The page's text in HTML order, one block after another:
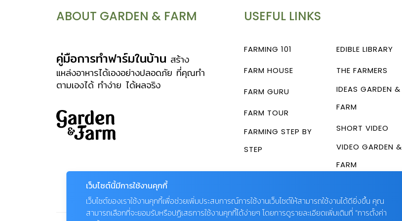
ที่ตั้งตามพระนามของสมเด็จพระนางเจ้าสิ
ระหว่าง Cattleya Bow Bells กับ
C.o’brieniana var. alba โดย Peter
McKenzie Black จากบริษัท Black &
พระนางเจ้าสิริกิติ์พระบรมราชินีนาถและจด
ทะเบียนตั้งชื่อพันธุ์เมื่อวันที่ 2 มกราคม
พ.ศ. 2501 เป็นกล้วยไม้ที่ได้รับรางวัลชนะ
อังกฤษและเป็นดอกไม้ที่สมเด็จพระบรม
ราชินีนาถพระราชทานให้เป็นดอกไม้ประจำ
วันสตรีไทย ดอนญ่าควีนสิริกิติ์
ABOUT GARDEN & FARM
คู่มือการทำฟาร์มในบ้าน สร้าง
แหล่งอาหารได้เองอย่างปลอดภัย ที่คุณทำ
ตามเองได้ ทำง่าย ได้ผลจริง
USEFUL LINKS
FARMING 101
FARM HOUSE
FARM GURU
FARM TOUR
FARMING STEP BY
STEP
EDIBLE LIBRARY
THE FARMERS
IDEAS GARDEN &
FARM
SHORT VIDEO
VIDEO GARDEN &
FARM
เว็บไซต์นี้มีการใช้งานคุกกี้
เว็บไซต์ของเราใช้งานคุกกี้เพื่อช่วยเพิ่มประสบการณ์การใช้งานเว็บไซต์ให้สามารถใช้งานได้ดียิ่งขึ้น คุณ
สามารถเลือกที่จะยอมรับหรือปฏิเสธการใช้งานคุกกี้ได้ง่ายๆ โดยการดูรายละเอียดเพิ่มเติมที่ “การตั้งค่า